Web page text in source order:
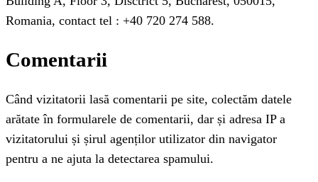
Romania, contact tel : +40 720 274 588.
Comentarii
Când vizitatorii lasă comentarii pe site, colectăm datele
arătate în formularele de comentarii, dar și adresa IP a
vizitatorului și șirul agenților utilizator din navigator
pentru a ne ajuta la detectarea spamului.